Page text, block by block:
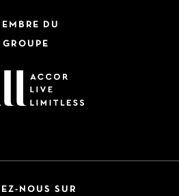
DU
GROUPE
NOUS SUR